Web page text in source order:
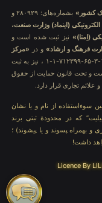
کشور»
بشماره‌های: ۲۸۰۹۲۹ و
(اینماد) وزارت صنعت،
(اِمتا)» نیز ثبت شده است و
فرهنگ و ارشاد» و در «مرکز
بشماره شامَد: ۱-۳-۶۵-۷۱۲۳۹۹-۱-۱ ، نیز به ثبت
و تحت قانون حمایت از حقوق
علائم تجاری قرار دارد.
سوءاستفاده از نام و یا نشان
که در محدودهٔ ثبتی برند
و بهمراه پسوند و یا پیشوند) ؛
داشت!
Licence By